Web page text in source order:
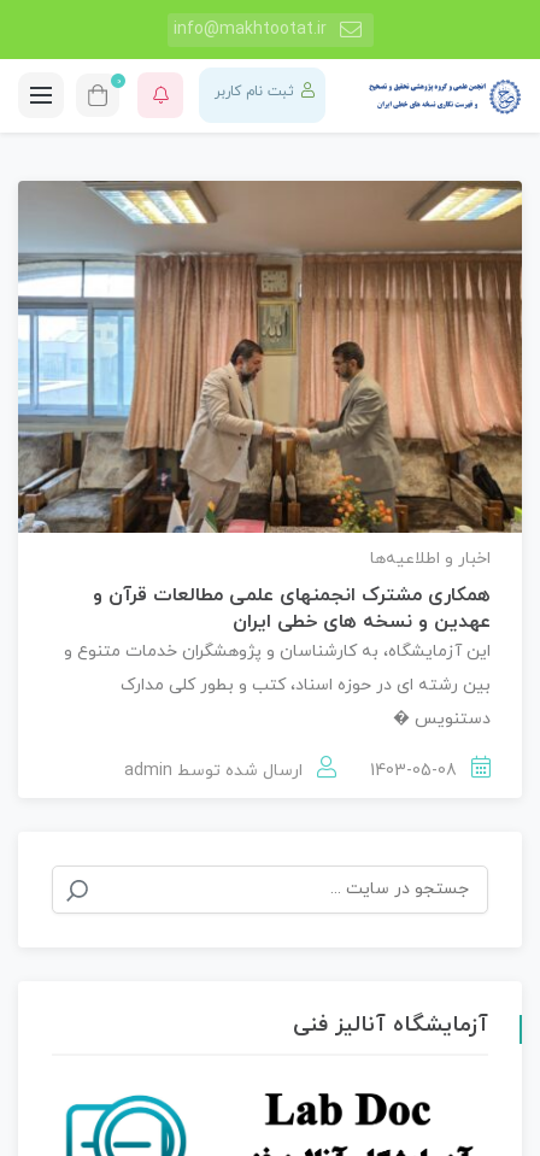
info@makhtootat.ir
ثبت نام کاربر
0
اخبار و اطلاعیه‌ها
همکاری مشترک انجمنهای علمی مطالعات قرآن و
عهدین و نسخه های خطی ایران
این آزمایشگاه، به کارشناسان و پژوهشگران خدمات متنوع و
بین رشته ای در حوزه اسناد، کتب و بطور کلی مدارک
دستنویس �
ارسال شده توسط admin
جستجو
برای:
آزمایشگاه آنالیز فنی